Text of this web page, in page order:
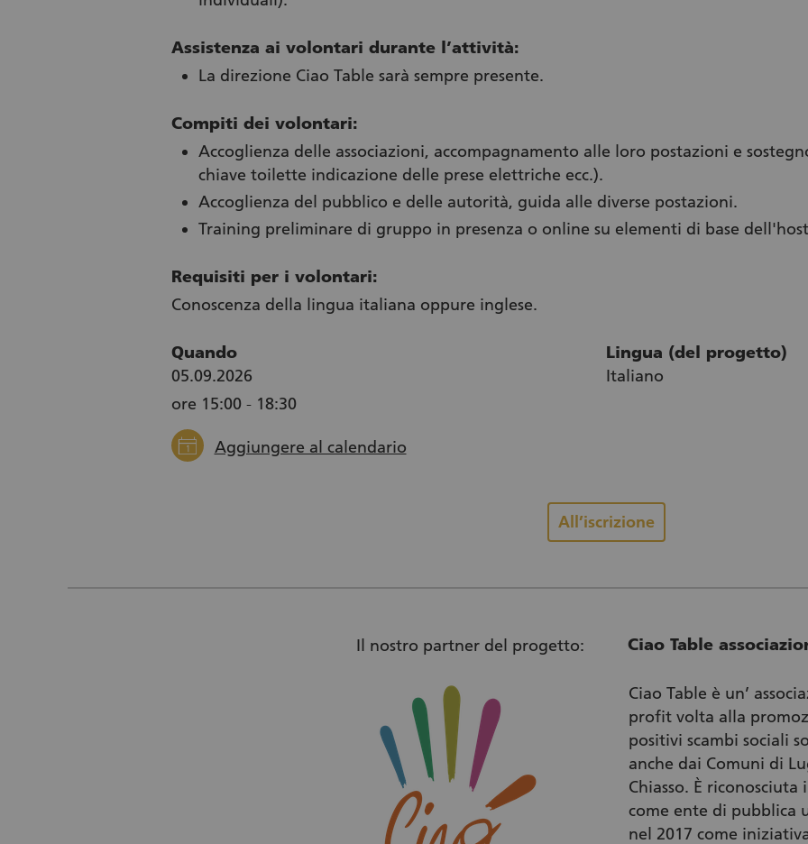
Assistenza ai volontari durante l’attività:
La direzione Ciao Table sarà sempre presente.
Compiti dei volontari:
Accoglienza delle associazioni, accompagnamento alle loro postazioni e
chiave toilette indicazione delle prese elettriche ecc.).
Accoglienza del pubblico e delle autorità, guida alle diverse postazioni.
Training preliminare di gruppo in presenza o online su elementi di base
Requisiti per i volontari:
Conoscenza della lingua italiana oppure inglese.
Quando
05.09.2026
ore 15:00 - 18:30
calendar Aggiungere al calendario
Lingua (del progetto)
Italiano
All’iscrizione
Il nostro partner del progetto: Ciao Table
Ciao Table è un’
profit volta alla
positivi scambi sociali
anche dai Comuni di
Chiasso. È riconosciuta
come ente di pubblica
nel 2017 come